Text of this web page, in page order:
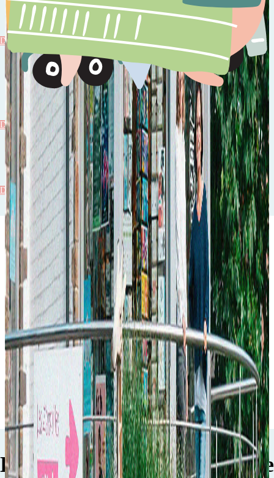
Livres
Découvrir
Autres
Découvrir
Autres
Découvrir
Idées pour les vacances
Découvrez nos nouveautés
Plus d'articles
Les Z’arsouilles, Boutique de